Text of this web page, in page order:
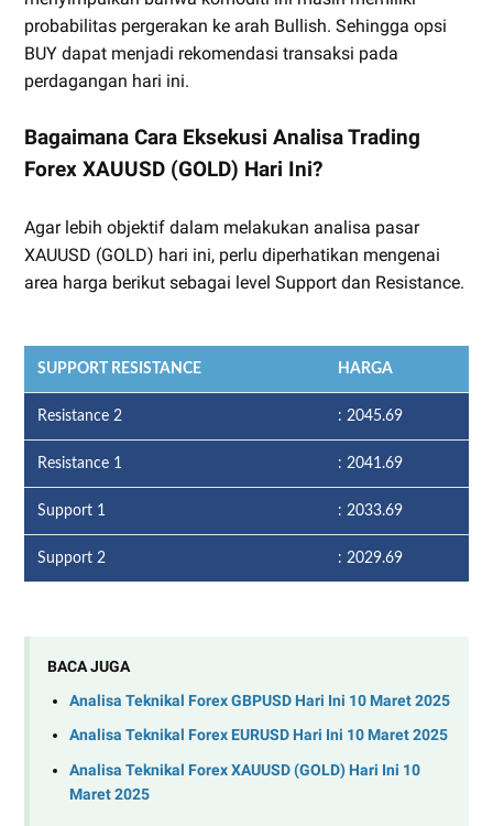
probabilitas pergerakan ke arah Bullish. Sehingga opsi
BUY dapat menjadi rekomendasi transaksi pada
perdagangan hari ini.
Bagaimana Cara Eksekusi Analisa Trading
Forex XAUUSD (GOLD) Hari Ini?
Agar lebih objektif dalam melakukan analisa pasar
XAUUSD (GOLD) hari ini, perlu diperhatikan mengenai
area harga berikut sebagai level Support dan Resistance.
SUPPORT RESISTANCE HARGA
Resistance 2 : 2045.69
Resistance 1 : 2041.69
Support 1 : 2033.69
Support 2 : 2029.69
BACA JUGA
Analisa Teknikal Forex GBPUSD Hari Ini 10 Maret 2025
Analisa Teknikal Forex EURUSD Hari Ini 10 Maret 2025
Analisa Teknikal Forex XAUUSD (GOLD) Hari Ini 10
Maret 2025